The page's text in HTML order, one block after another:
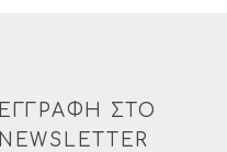
ΕΓΓΡΑΦΗ ΣΤΟ
NEWSLETTER